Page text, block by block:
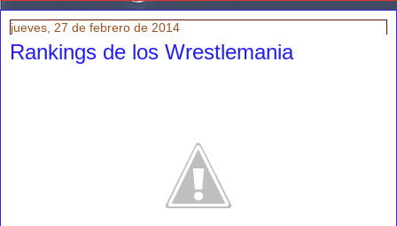
jueves, 27 de febrero de 2014
Rankings de los Wrestlemania